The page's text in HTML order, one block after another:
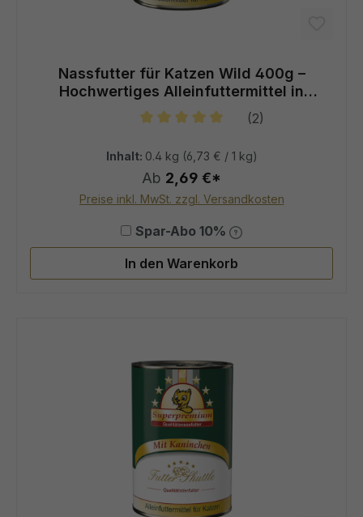
Nassfutter für Katzen Wild 400g –
Hochwertiges Alleinfuttermittel in
Spitzenqualität
(2)
Inhalt: 0.4 kg (6,73 € / 1 kg)
Ab 2,69 €*
Preise inkl. MwSt. zzgl. Versandkosten
Spar-Abo 10%
In den Warenkorb